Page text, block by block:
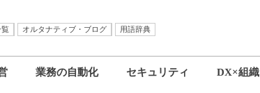
オルタナティブ・ブログ
用語辞典
業務の自動化 セキュリティ DX×組織